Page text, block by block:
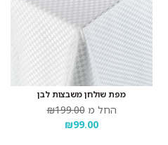
מפת שולחן משבצות לבן
החל מ ₪199.00
₪99.00